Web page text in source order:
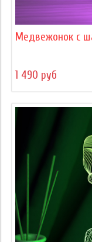
Медвежонок с
1 490 руб